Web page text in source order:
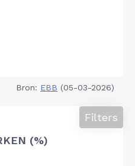
Bron: EBB (05-03-2026)
(%)
Filters